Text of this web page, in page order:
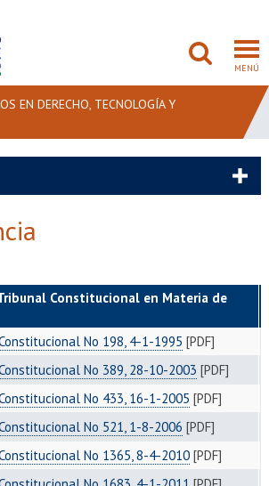
MENÚ
FACULTAD
PREGRADO
POSTGRADO
EXTENSIÓN
Estudiantes
EN DERECHO, TECNOLOGÍA Y
Constitucional en Materia de
No 198, 4-1-1995 [PDF]
No 389, 28-10-2003 [PDF]
No 433, 16-1-2005 [PDF]
No 521, 1-8-2006 [PDF]
No 1365, 8-4-2010[PDF]